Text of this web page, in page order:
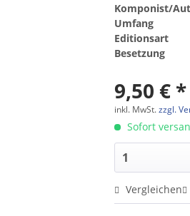
Komponist/
Umfang
Editionsart
Besetzung
9,50 € *
inkl. MwSt.zzgl.
Sofort
Vergleichen